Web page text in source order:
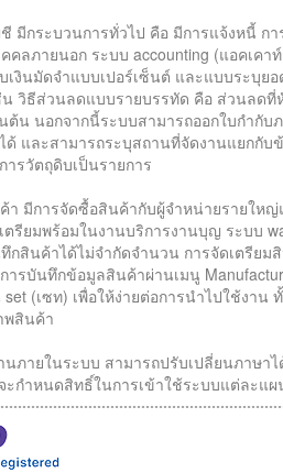
มีกระบวนการทั่วไป คือ มีการแจ้งหนี้ กา
คลภายนอก ระบบ accounting (แอคเคา
เงินมัดจำแบบเปอร์เซ็นต์ และแบบระบุย
น วิธีส่วนลดแบบรายบรรทัด คือ ส่วนลด
ต้น นอกจากนี้ระบบสามารถออกใบกำกับ
ด้ และสามารถระบุสถานที่จัดงานแยกกั
ารวัตถุดิบเป็นรายการ
า มีการจัดซื้อสินค้ากับผู้จำหน่ายรายให
ตรียมพร้อมในงานบริการงานบุญ ระบบ
กสินค้าได้ไม่จำกัดจำนวน การจัดเตรีย
ารบันทึกข้อมูลสินค้าผ่านเมนู
(เซท) เพื่อให้ง่ายต่อการนำไปใช้งา
สินค้า
นภายในระบบ สามารถปรับเปลี่ยนภาษา
กำหนดสิทธิ์ในการเข้าใช้ระบบแต่ละแ